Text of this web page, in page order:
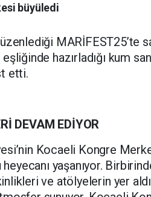
büyüledi
MARİFEST25’te
hazırladığı kum
etti.
DEVAM EDİYOR
Kocaeli Kongre
yaşanıyor.
ve atölyelerin yer